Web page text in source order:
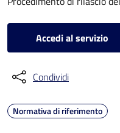
Accedi al servizio
Condividi
Normativa di riferimento